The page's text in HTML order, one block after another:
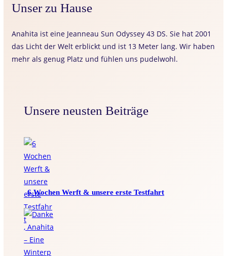
Unser zu Hause
Anahita ist eine Jeanneau Sun Odyssey 43 DS. Sie hat 2001
das Licht der Welt erblickt und ist 13 Meter lang. Wir haben
mehr als genug Platz und fühlen uns pudelwohl.
Unsere neusten Beiträge
6 Wochen Werft & unsere erste Testfahrt